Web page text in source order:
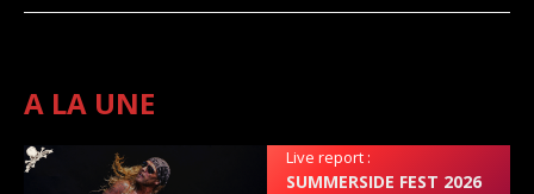
A LA UNE
Live report :
SUMMERSIDE FEST 2026